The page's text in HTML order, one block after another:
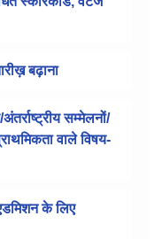
स्कोरकार्ड, वेटेज
बढ़ाना